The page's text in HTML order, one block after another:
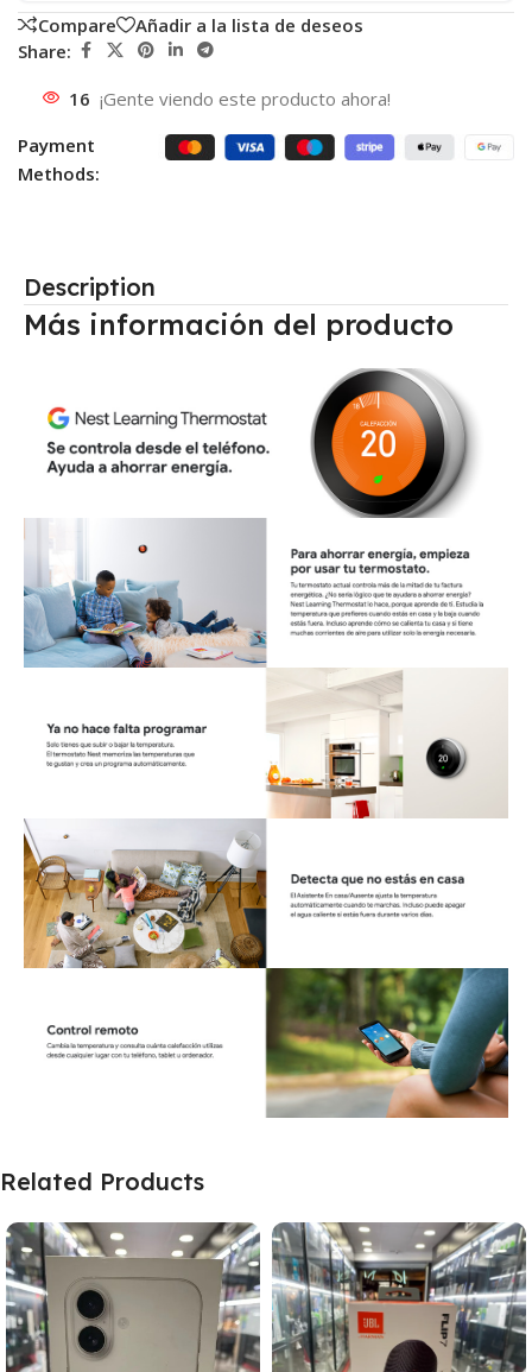
Compare
Añadir a la lista de deseos
Share:
16 ¡Gente viendo este producto ahora!
Payment
Methods:
Description
Más información del producto
Related Products